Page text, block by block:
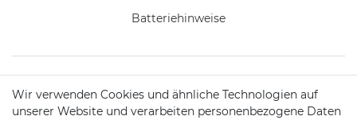
Batteriehinweise
KONTAKT
Wir verwenden Cookies und ähnliche Technologien auf
unserer Website und verarbeiten personenbezogene Daten